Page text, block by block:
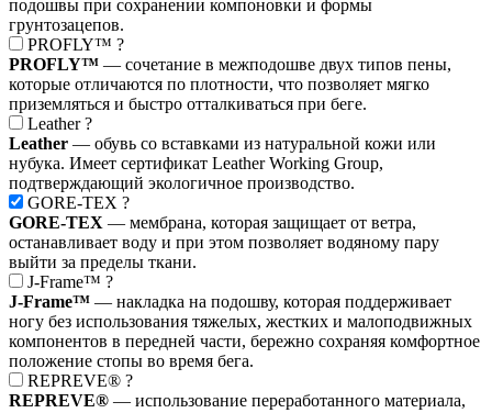
подошвы при сохранении компоновки и формы
грунтозацепов.
PROFLY™ ?
PROFLY™ — сочетание в межподошве двух типов пены,
которые отличаются по плотности, что позволяет мягко
приземляться и быстро отталкиваться при беге.
Leather?
Leather — обувь со вставками из натуральной кожи или
нубука. Имеет сертификат Leather Working Group,
подтверждающий экологичное производство.
GORE-TEX ?
GORE-TEX — мембрана, которая защищает от ветра,
останавливает воду и при этом позволяет водяному пару
выйти за пределы ткани.
J-Frame™ ?
J-Frame™ — накладка на подошву, которая поддерживает
ногу без использования тяжелых, жестких и малоподвижных
компонентов в передней части, бережно сохраняя комфортное
положение стопы во время бега.
REPREVE® ?
REPREVE® — использование переработанного материала,